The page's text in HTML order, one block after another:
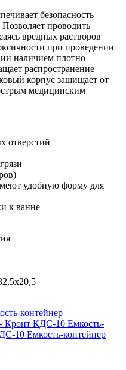
безопасность
проводить
вредных растворов
при проведении
наличием плотно
распространение
корпус защищает от
медицинским
отверстий
удобную форму для
к ванне
контейнер
- Кронт КДС-10 Емкость-
10 Емкость-контейнер